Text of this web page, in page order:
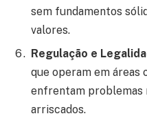
sem fundamentos
valores.
Regulação e
que operam em áreas
enfrentam problemas
arriscados.